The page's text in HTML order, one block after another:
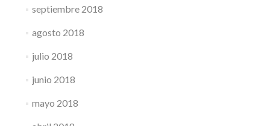
septiembre 2018
agosto 2018
julio 2018
junio 2018
mayo 2018